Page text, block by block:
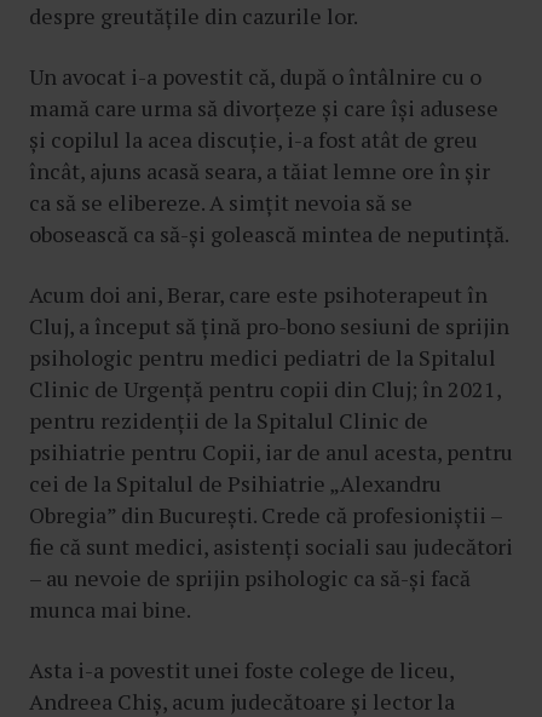
despre greutățile din cazurile lor.
Un avocat i-a povestit că, după o întâlnire cu o
mamă care urma să divorțeze și care își adusese
și copilul la acea discuție, i-a fost atât de greu
încât, ajuns acasă seara, a tăiat lemne ore în șir
ca să se elibereze. A simțit nevoia să se
obosească ca să-și golească mintea de neputință.
Acum doi ani, Berar, care este psihoterapeut în
Cluj, a început să țină pro-bono sesiuni de sprijin
psihologic pentru medici pediatri de la Spitalul
Clinic de Urgență pentru copii din Cluj; în 2021,
pentru rezidenții de la Spitalul Clinic de
psihiatrie pentru Copii, iar de anul acesta, pentru
cei de la Spitalul de Psihiatrie „Alexandru
Obregia” din București. Crede că profesioniștii –
fie că sunt medici, asistenți sociali sau judecători
– au nevoie de sprijin psihologic ca să-și facă
munca mai bine.
Asta i-a povestit unei foste colege de liceu,
Andreea Chiș, acum judecătoare și lector la